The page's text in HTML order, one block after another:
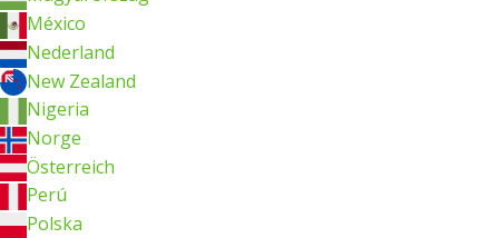
México
Nederland
New Zealand
Nigeria
Norge
Österreich
Perú
Polska